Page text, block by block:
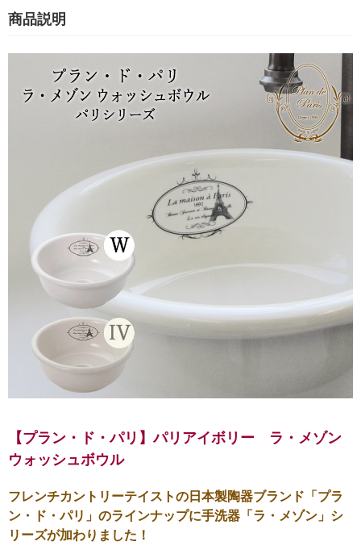
商品説明
【プラン・ド・パリ】パリアイボリー ラ・メゾン
ウォッシュボウル
フレンチカントリーテイストの日本製陶器ブランド「プラ
ン・ド・パリ」のラインナップに手洗器「ラ・メゾン」シ
リーズが加わりました！